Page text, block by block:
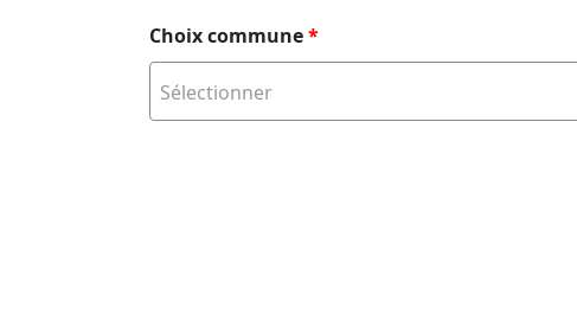
Choix commune*
Sélectionner